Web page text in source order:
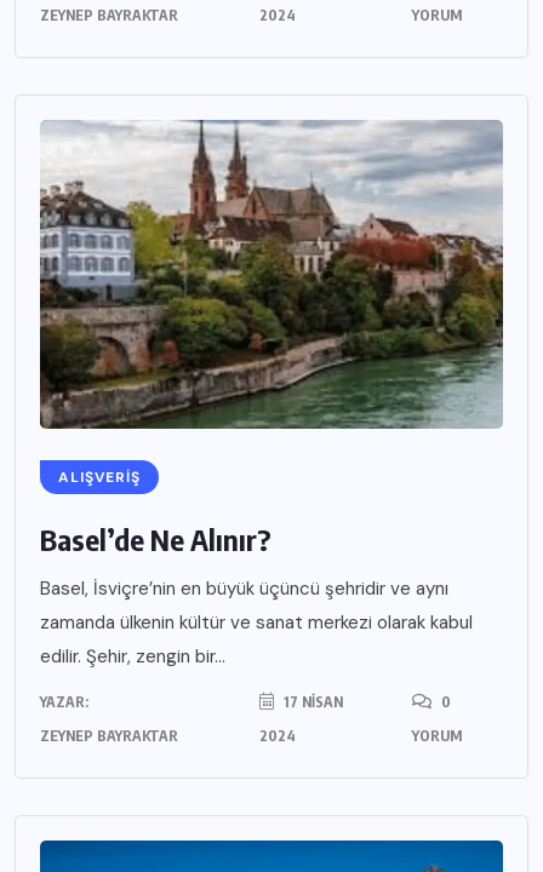
ZEYNEP BAYRAKTAR
2024
YORUM
ALIŞVERIŞ
Basel’de Ne Alınır?
Basel, İsviçre’nin en büyük üçüncü şehridir ve aynı
zamanda ülkenin kültür ve sanat merkezi olarak kabul
edilir. Şehir, zengin bir...
YAZAR:
ZEYNEP BAYRAKTAR
17 NISAN
2024
0
YORUM